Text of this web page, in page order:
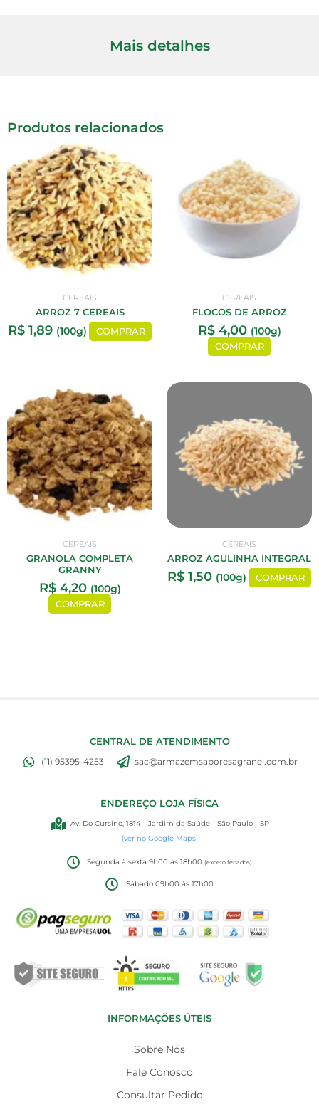
Mais detalhes
Produtos relacionados
CEREAIS
ARROZ 7 CEREAIS
R$1,89 (100g) COMPRAR
CEREAIS
FLOCOS DE ARROZ
R$4,00 (100g)
COMPRAR
CEREAIS
GRANOLA COMPLETA
GRANNY
R$4,20 (100g)
COMPRAR
CEREAIS
ARROZ AGULINHA INTEGRAL
R$1,50 (100g) COMPRAR
CENTRAL DE ATENDIMENTO
(11) 95395-4253 sac@armazemsaboresagranel.com.br
ENDEREÇO LOJA FÍSICA
Av. Do Cursino, 1814 - Jardim da Saúde - São Paulo - SP
(ver no Google Maps)
Segunda à sexta 9h00 às 18h00(exceto feriados)
Sábado 09h00 às 17h00
INFORMAÇÕES ÚTEIS
Sobre Nós
Fale Conosco
Consultar Pedido